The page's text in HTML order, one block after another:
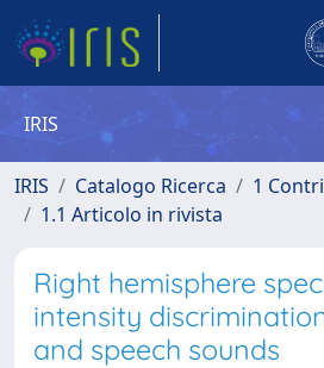
IRIS
IRIS Catalogo Ricerca
1
1.1 Articolo in rivista
Right hemisphere
intensity
and speech sounds